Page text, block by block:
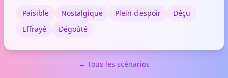
Paisible Nostalgique Plein d'espoir
Déçu
Effrayé
Dégoûté
← Tous les scénarios